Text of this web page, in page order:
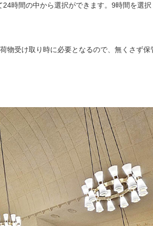
時間の中から選択ができます。9時間を選択
物受け取り時に必要となるので、無くさず保